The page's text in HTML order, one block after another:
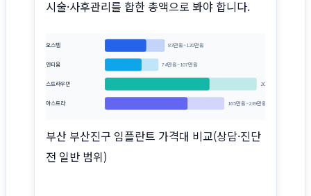
시술·사후관리를 합한 총액으로 봐야 합니다.
오스템 83만원~120만원
덴티움 74만원~107만원
스트라우만 209만원~303만원
아스트라 165만원~239만원
부산 부산진구 임플란트 가격대 비교(상담·진단
전 일반 범위)